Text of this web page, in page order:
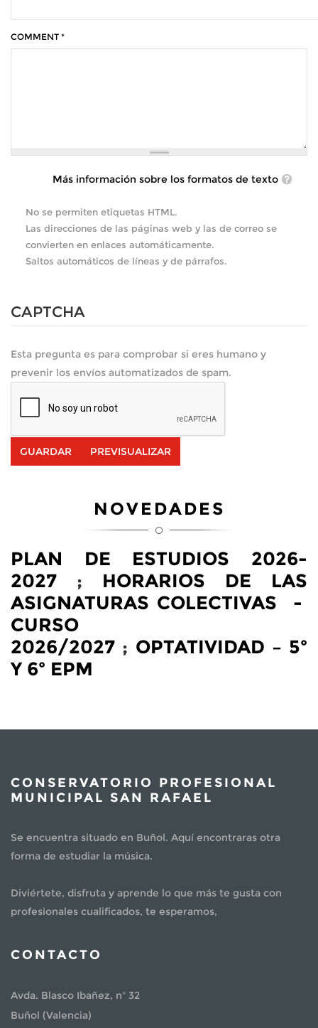
COMMENT *
Más información sobre los formatos de texto
No se permiten etiquetas HTML.
Las direcciones de las páginas web y las de correo se
convierten en enlaces automáticamente.
Saltos automáticos de líneas y de párrafos.
CAPTCHA
Esta pregunta es para comprobar si eres humano y
prevenir los envíos automatizados de spam.
NOVEDADES
PLAN DE ESTUDIOS 2026-
2027 ; HORARIOS DE LAS
ASIGNATURAS COLECTIVAS -
CURSO
2026/2027 ; OPTATIVIDAD – 5º
Y 6º EPM
CONSERVATORIO PROFESIONAL
MUNICIPAL SAN RAFAEL
Se encuentra situado en Buñol. Aquí encontraras otra
forma de estudiar la música.
Diviértete, disfruta y aprende lo que más te gusta con
profesionales cualificados, te esperamos,
CONTACTO
Avda. Blasco Ibañez, nº 32
Buñol (Valencia)